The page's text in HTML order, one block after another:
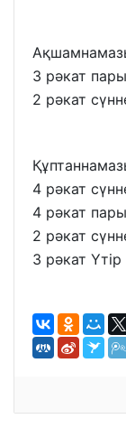
3 рәкат
2 рәкат
4 рәкат
4 рәкат
2 рәкат
3 рәкат